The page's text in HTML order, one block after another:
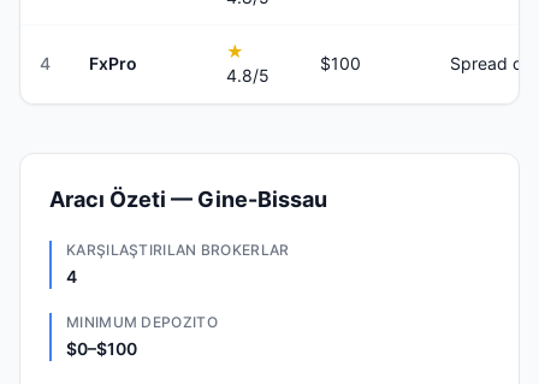
4 FxPro
★
4.8/5
$100 Spread
Aracı Özeti — Gine-Bissau
KARŞILAŞTIRILAN BROKERLAR
4
MINIMUM DEPOZITO
$0–$100